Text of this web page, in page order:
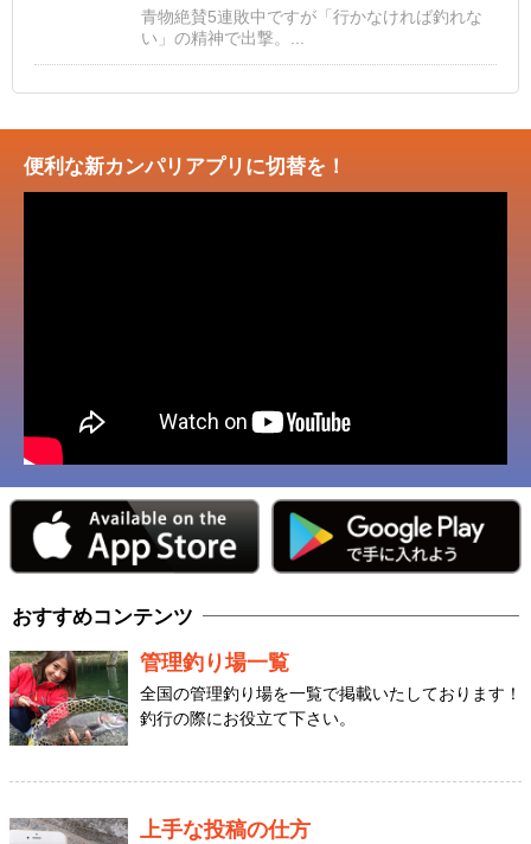
青物絶賛5連敗中ですが「行かなければ釣れな
い」の精神で出撃。...
便利な新カンパリアプリに切替を！
おすすめコンテンツ
管理釣り場一覧
全国の管理釣り場を一覧で掲載いたしております！
釣行の際にお役立て下さい。
上手な投稿の仕方